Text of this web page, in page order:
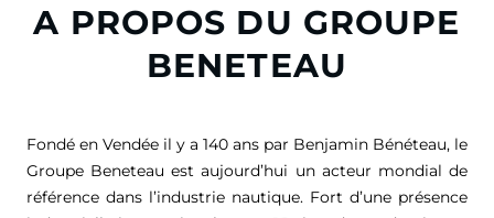
A PROPOS DU GROUPE
BENETEAU
Fondé en Vendée il y a 140 ans par Benjamin Bénéteau, le
Groupe Beneteau est aujourd’hui un acteur mondial de
référence dans l’industrie nautique. Fort d’une présence